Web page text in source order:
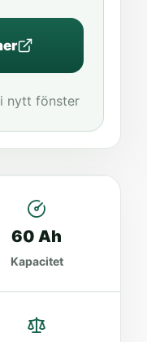
nytt fönster
60 Ah
Kapacitet